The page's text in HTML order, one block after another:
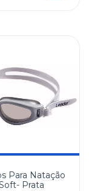
Para Natação
Prata